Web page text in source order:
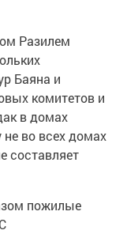
Разилем
Баяна и
комитетов и
в домах
во всех домах
составляет
пожилые